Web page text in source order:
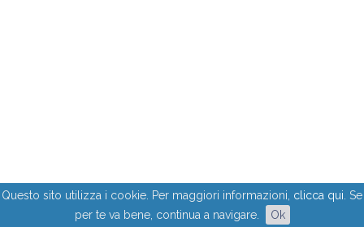
Questo sito utilizza i cookie. Per maggiori informazioni, clicca qui . Se
per te va bene, continua a navigare.
Ok